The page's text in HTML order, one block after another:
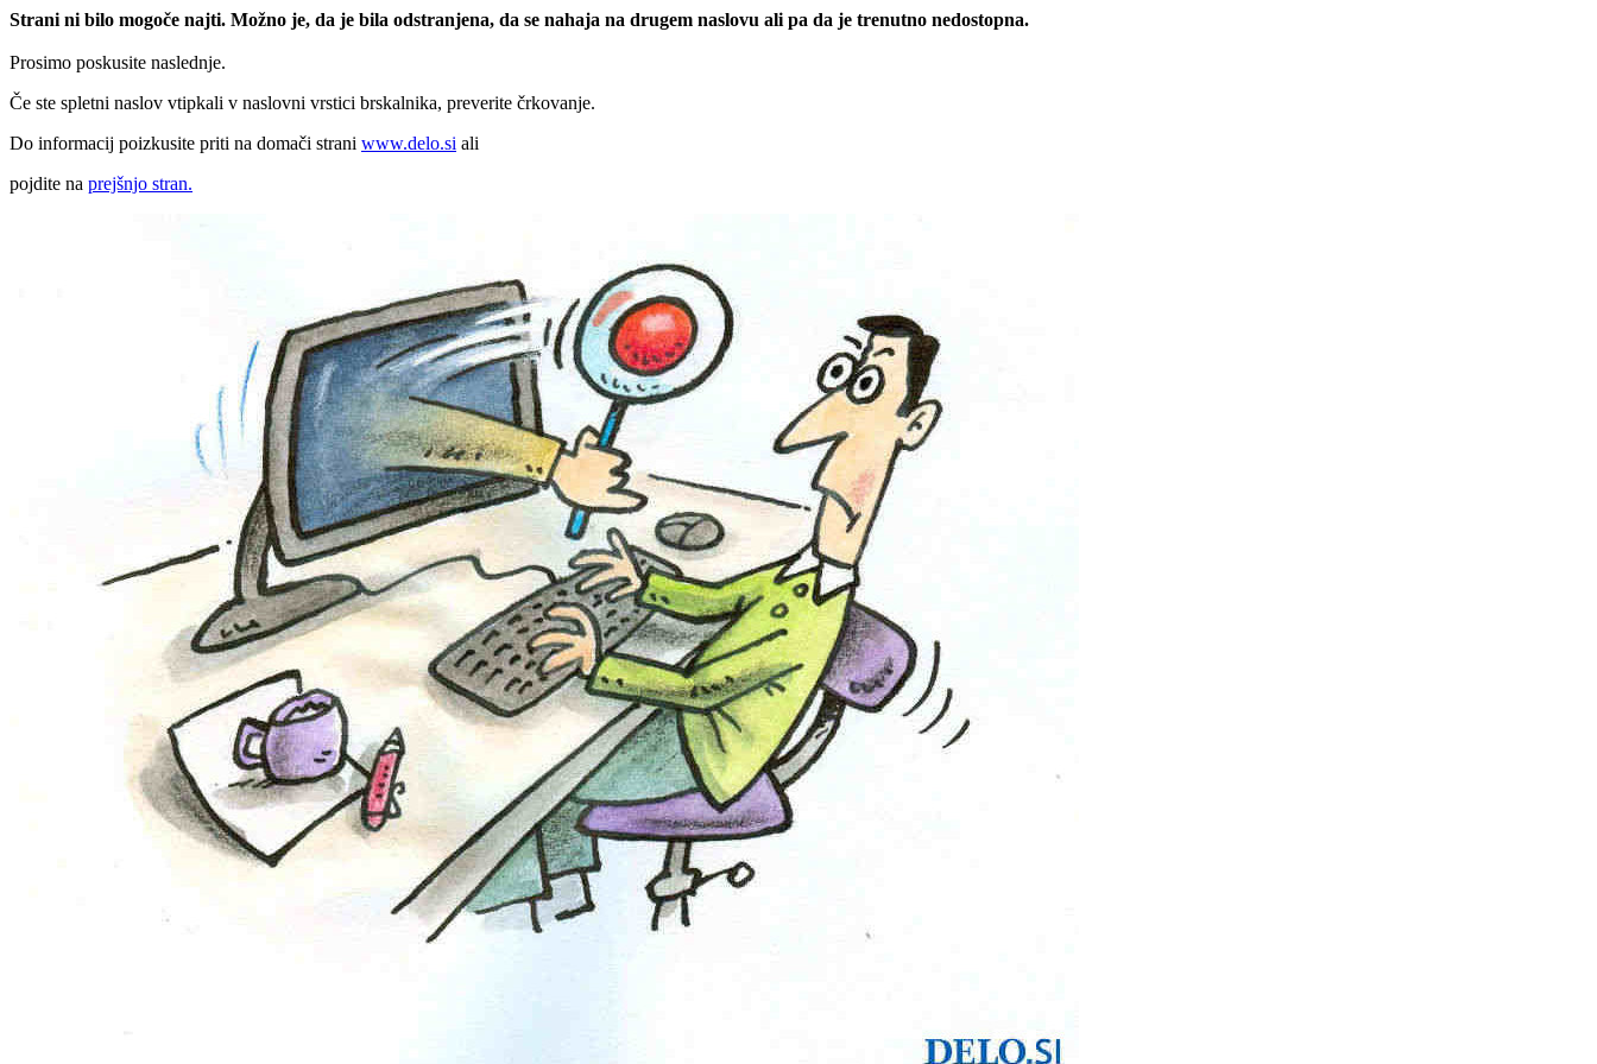
Strani ni bilo mogoče najti. Možno je, da je bila odstranjena, da se nahaja na drugem naslovu ali pa da je trenutno nedostopna.
Prosimo poskusite naslednje.
Če ste spletni naslov vtipkali v naslovni vrstici brskalnika, preverite črkovanje.
Do informacij poizkusite priti na domači strani www.delo.si ali
pojdite na prejšnjo stran.